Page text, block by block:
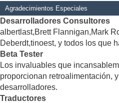
Agradecimientos Especiales
Desarrolladores Consultores
albertlast,Brett Flannigan,Mark
Deberdt,tinoest, y todos los que
Beta Tester
Los invaluables que
proporcionan retroalimentación,
desarrolladores.
Traductores